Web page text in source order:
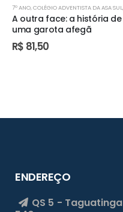
7º ANO,COLÉGIO ADVENTISTA DA ASA SUL,
A outra face: a história de
uma garota afegã
R$ 81,50
ENDEREÇO
QS 5 - Taguatinga